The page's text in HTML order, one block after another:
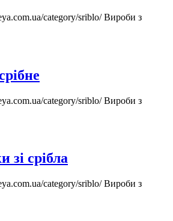
category/sriblo/Вироби з
category/sriblo/Вироби з
зі срібла
category/sriblo/Вироби з